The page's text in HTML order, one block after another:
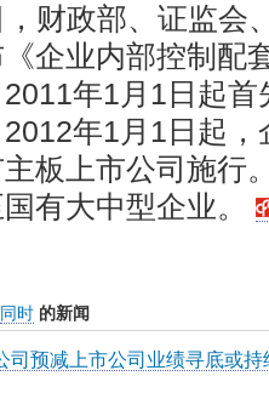
财政部、证监会
企业内部控制配
年1月1日起首
2012年1月1日起
板上市公司施行
有大中型企业。
同时 的新闻
司预减上市公司业绩寻底或持